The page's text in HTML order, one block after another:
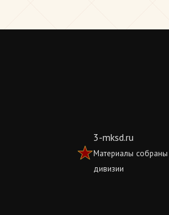
3-mksd.ru
Материалы
дивизии